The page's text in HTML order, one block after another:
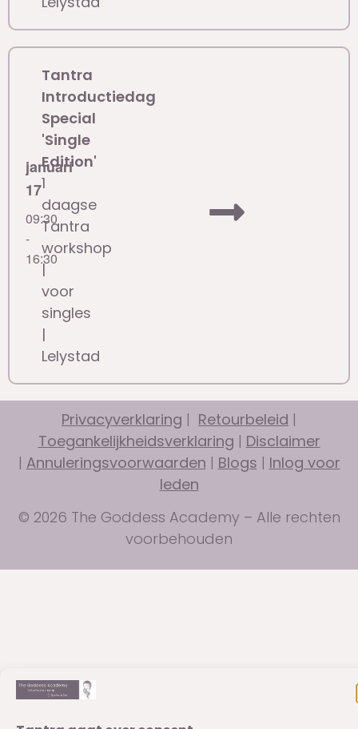
januari
17
09:30
-
16:30
Tantra
Introductiedag
Special
'Single
Edition'
1
daagse
Tantra
workshop
|
voor
singles
|
Lelystad
Privacyverklaring | Retourbeleid |
Toegankelijkheidsverklaring | Disclaimer
| Annuleringsvoorwaarden | Blogs | Inlog voor
leden
© 2026 The Goddess Academy – Alle rechten
voorbehouden